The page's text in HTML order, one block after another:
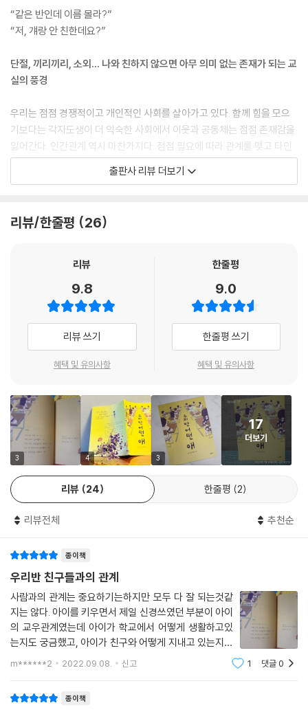
사실 그 애는 있는 듯 없는 듯한 아이였다. 우리 반 같은 말썽꾸러기 반에서
전혀 말썽을 일으키지 않다 보니 선생님께 이를 일도 없었고, 괴롭힘을 당
하지도 않아서 선생님이 특별히 신경을 쓸 일도 없었다. 심지어 말도 없고
발표도 하지 않았다. 선생님뿐 아니라 우리들이 이 어떤 애의 존재를 잊었
--- p.11
선생님은 형광펜이 꽂힌 부분을 펼쳤다. 잡지를 펼치자마자 선생님의 표정
이 대번 흙빛으로 어두워졌다. 누가 봐도 선생님이 놀랐다는 게 확실했다.
“어…… 얘들아, 나는 …… 저기…… 교무실 좀 다녀와야겠다. 다들 조용히
책 좀 읽고 있어.”
갔다.
“애들아, 어제랑 오늘 결석한 쟤 말이야…….”
이 말에 각자 떠들고 놀던 아이들이 하던 일을 멈추고 진철이를 쳐다보았
다. 진철이는 잠깐 숨을 고르더니 이렇게 말을 이었다.
“걔가 죽었을지도 모른대.”
갑자기 교실이 쥐 죽은 듯 조용해졌다.
“같은 반인데 이름 몰라?”
“저, 걔랑 안 친한데요?”
단절, 끼리끼리, 소외… 나와 친하지 않으면 아무 의미 없는 존재가 되는 교
실의 풍경
우리는 점점 경쟁적이고 개인적인 사회를 살아가고 있다. 함께 힘을 모으
기보다는 각자도생이 더 익숙한 사회에서 이웃과 공동체는 점점 존재감을
잃어간다. 인간관계 역시 마찬가지다. 점점 필요에 따라 관계를 맺고 타인
을 향한 관심 역시 쓸데없는 오지랖으로 쉽게 폄하된다. 사회의 축소판이
라 할 수 있는 학교 역시 상황은 비슷하다. 아이들의 인간관계는 점점 어른
리가 없는 또래 친구는 아무 의미가 없어진다. 설령 같은 반에서 함께 지내
리 반 어떤 애’에 관한 이야기로 시작된다. 반에서 친한 아이도 하나 없고
리’가 당연해져 버린 교실 속 아이들의 관계에 대해 담담한 시선으로 그려
낸다. 그리고 독자들에게 과연 나와 친하거나 관련 있는 아이가 아니라면
아무 관심이 없는 것이 괜찮은 건지를 물어본다. 이름도, 성별도 모를 만큼
어떤 애는 누구의 관심도 받지 못했다. 이 기이한 무관심을 당연하게 여기
는 아이들의 모습에서 오히려 이 무관심이 ‘괜찮지 않음’을 느끼게 한다. 더
우리 모두 메말라 가는 관계를 ‘쿨함’으로 포장하는 것은 아닌지 한번쯤 돌
이켜보게 해준다.
“전 그 아이한테 관심이 없고 친하지 않아서 잘 몰라요. 그게 당연한 거 아
닌가요?”
그렇게 무관심이 당연한 사회에서 과연 ‘나’는 괜찮게 살 수 있을까?
학교 안에서는 실종으로 신고된 그 어떤 애를 두고 불길한 소문들이 들려
진 ‘어떤 애’의 흔적을 추적해가는 과정이 미스터리하게 그려지며 책장을
넘길수록 긴장감을 자아낸다. 가장 긴장감이 증폭되는 순간은 극의 주인공
아영이가 ‘나와는 전혀 상관없다’고 여겼던 그 어떤 애가 실은 ‘자신과 상관
이 있었다’는 것을 알게 되는 순간이다. 이 책은 각자도생이 익숙한 세상에
서 아이들 역시 소극적으로 방어하는 관계를 맺어가는 것에 대해 이야기한
다. 불길한 분위기 속에서 친구가 결석하는 상황에서도 아이들은 어떤 애
를 향한 걱정보다 “우리는 그 애에게 아무 짓도 하지 않았어.”에 주안점을
드러내 준다.
출판사 리뷰 더보기
리뷰/한줄평 26
리뷰
9.8
리뷰 쓰기
혜택 및 유의사항
한줄평
9.0
한줄평 쓰기
혜택 및 유의사항
3 4 3
17
더보기
리뷰 24 한줄평 2
리뷰전체 추천순
종이책
우리반 친구들과의 관계
사람과의 관계는 중요하기는하지만 모두 다 잘 되는것같
지는 않다. 아이를 키우면서 제일 신경쓰였던 부분이 아이
의 교우관계였는데 아이가 학교에서 어떻게 생활하고있
는지도 궁금했고, 아이가 친구와 어떻게 지내고 있는지도
궁금해지고 있다. 아이도 다양한 친구들을 접하면서 친구
m******2 2022.09.08. 신고 1 댓글0
종이책